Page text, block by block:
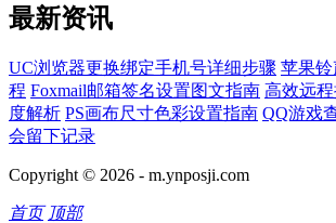
最新资讯
UC浏览器更换绑定手机号详细步骤 苹果
程 Foxmail邮箱签名设置图文指南 高效远
度解析 PS画布尺寸色彩设置指南 QQ游戏
会留下记录
Copyright © 2026 - m.ynposji.com
首页 顶部